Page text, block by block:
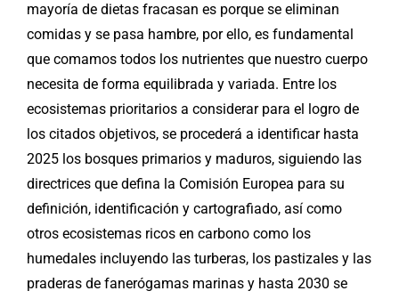
mayoría de dietas fracasan es porque se eliminan
comidas y se pasa hambre, por ello, es fundamental
que comamos todos los nutrientes que nuestro cuerpo
necesita de forma equilibrada y variada. Entre los
ecosistemas prioritarios a considerar para el logro de
los citados objetivos, se procederá a identificar hasta
2025 los bosques primarios y maduros, siguiendo las
directrices que defina la Comisión Europea para su
definición, identificación y cartografiado, así como
otros ecosistemas ricos en carbono como los
humedales incluyendo las turberas, los pastizales y las
praderas de fanerógamas marinas y hasta 2030 se